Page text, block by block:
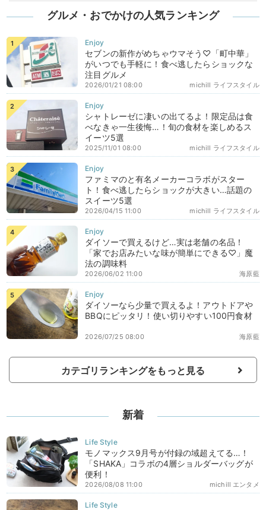
グルメ・おでかけの人気ランキング
セブンの新作がめちゃウマそう♡「町中華」
がいつでも手軽に！食べ逃したらショックな
注目グルメ
michill ライフスタイル
2026/01/21 08:00
シャトレーゼに凄いの出てるよ！限定品は食
べなきゃ一生後悔…！旬の食材を楽しめるス
イーツ5選
michill ライフスタイル
2025/11/01 08:00
ファミマのと有名メーカーコラボがスター
ト！食べ逃したらショックが大きい…話題の
スイーツ5選
michill ライフスタイル
2026/04/15 11:00
ダイソーで買えるけど…実は老舗の名品！
「家でお店みたいな味が簡単にできる♡」魔
法の調味料
海原藍
2026/06/02 11:00
ダイソーなら少量で買えるよ！アウトドアや
BBQにピッタリ！使い切りやすい100円食材
海原藍
2026/07/25 08:00
カテゴリランキングをもっと見る
新着
モノマックス9月号が付録の域超えてる…！
「SHAKA」コラボの4層ショルダーバッグが
便利！
michill エンタメ
2026/08/08 11:00